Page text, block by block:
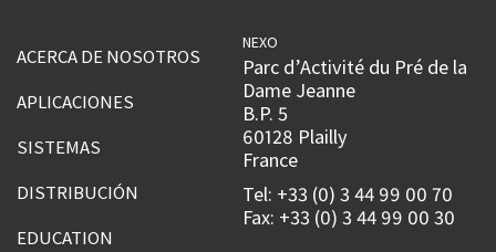
ACERCA DE NOSOTROS
APLICACIONES
SISTEMAS
DISTRIBUCIÓN
EDUCATION
NEXO
Parc d’Activité du Pré de la
Dame Jeanne
B.P. 5
60128 Plailly
France
Tel: +33 (0) 3 44 99 00 70
Fax: +33 (0) 3 44 99 00 30